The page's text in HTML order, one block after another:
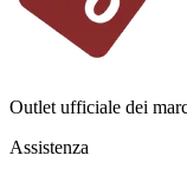
Outlet ufficiale dei
Assistenza